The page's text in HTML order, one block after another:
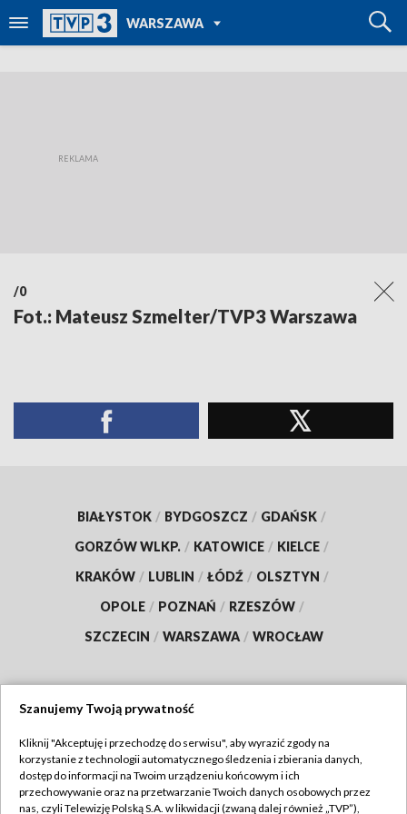
WARSZAWA
TVP REGIONY
/0
Fot.: Mateusz Szmelter/TVP3 Warszawa
BIAŁYSTOK / BYDGOSZCZ / GDAŃSK /
GORZÓW WLKP. / KATOWICE / KIELCE /
KRAKÓW / LUBLIN / ŁÓDŹ / OLSZTYN /
OPOLE / POZNAŃ / RZESZÓW /
SZCZECIN / WARSZAWA / WROCŁAW
TVP
Abonament TVP
Regulamin TVP
Szanujemy Twoją prywatność
Kliknij "Akceptuję i przechodzę do serwisu", aby wyrazić zgody na
korzystanie z technologii automatycznego śledzenia i zbierania danych,
dostęp do informacji na Twoim urządzeniu końcowym i ich
przechowywanie oraz na przetwarzanie Twoich danych osobowych przez
nas, czyli Telewizję Polską S.A. w likwidacji (zwaną dalej również „TVP”),